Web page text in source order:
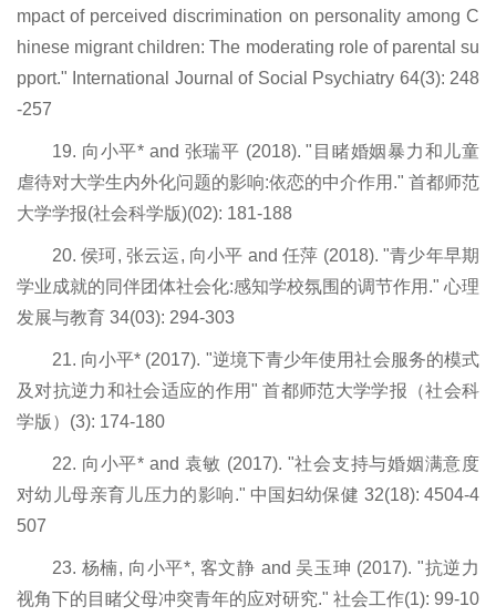
mpact of perceived discrimination on personality among C
hinese migrant children: The moderating role of parental su
pport." International Journal of Social Psychiatry 64(3): 248
-257
19. 向小平* and 张瑞平 (2018). "目睹婚姻暴力和儿童
虐待对大学生内外化问题的影响:依恋的中介作用." 首都师范
大学学报(社会科学版)(02): 181-188
20. 侯珂, 张云运, 向小平 and 任萍 (2018). "青少年早期
学业成就的同伴团体社会化:感知学校氛围的调节作用." 心理
发展与教育 34(03): 294-303
21. 向小平* (2017). "逆境下青少年使用社会服务的模式
及对抗逆力和社会适应的作用" 首都师范大学学报（社会科
学版）(3): 174-180
22. 向小平* and 袁敏 (2017). "社会支持与婚姻满意度
对幼儿母亲育儿压力的影响." 中国妇幼保健 32(18): 4504-4
507
23. 杨楠, 向小平*, 客文静 and 吴玉珅 (2017). "抗逆力
视角下的目睹父母冲突青年的应对研究." 社会工作(1): 99-10